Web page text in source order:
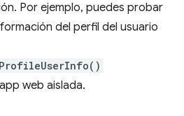
Por ejemplo, puedes probar
del perfil del usuario
web aislada.